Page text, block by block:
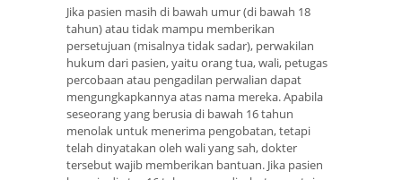
Jika pasien masih di bawah umur (di bawah 18
tahun) atau tidak mampu memberikan
persetujuan (misalnya tidak sadar), perwakilan
hukum dari pasien, yaitu orang tua, wali, petugas
percobaan atau pengadilan perwalian dapat
mengungkapkannya atas nama mereka. Apabila
seseorang yang berusia di bawah 16 tahun
menolak untuk menerima pengobatan, tetapi
telah dinyatakan oleh wali yang sah, dokter
tersebut wajib memberikan bantuan. Jika pasien